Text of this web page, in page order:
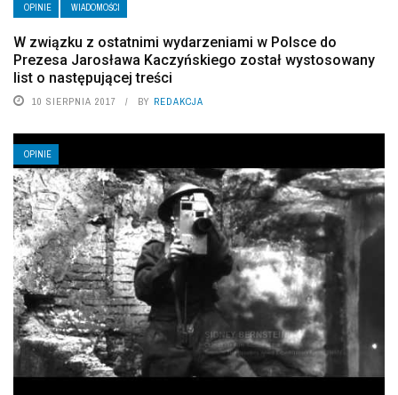
OPINIE WIADOMOŚCI
W związku z ostatnimi wydarzeniami w Polsce do
Prezesa Jarosława Kaczyńskiego został wystosowany
list o następującej treści
10 SIERPNIA 2017 BY REDAKCJA
OPINIE